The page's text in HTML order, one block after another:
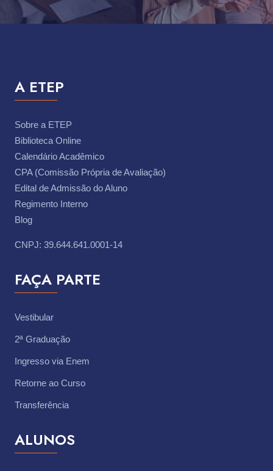
A ETEP
Sobre a ETEP
Biblioteca Online
Calendário Acadêmico
CPA (Comissão Própria de Avaliação)
Edital de Admissão do Aluno
Regimento Interno
Blog
CNPJ: 39.644.641.0001-14
FAÇA PARTE
Vestibular
2ª Graduação
Ingresso via Enem
Retorne ao Curso
Transferência
ALUNOS